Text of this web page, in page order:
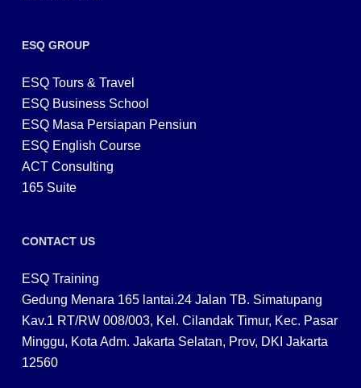
ESQ GROUP
ESQ Tours & Travel
ESQ Business School
ESQ Masa Persiapan Pensiun
ESQ English Course
ACT Consulting
165 Suite
CONTACT US
ESQ Training
Gedung Menara 165 lantai.24 Jalan TB. Simatupang
Kav.1 RT/RW 008/003, Kel. Cilandak Timur, Kec. Pasar
Minggu, Kota Adm. Jakarta Selatan, Prov, DKI Jakarta
12560